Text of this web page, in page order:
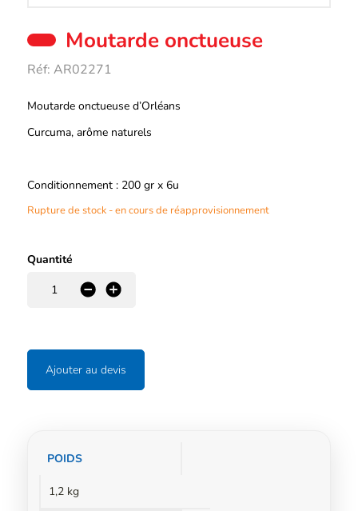
Moutarde onctueuse
Réf: AR02271
Description
Moutarde onctueuse d’Orléans
Curcuma, arôme naturels
Conditionnement : 200 gr x 6u
Rupture de stock - en cours de réapprovisionnement
Quantité
+
-
Ajouter au devis
Informations
POIDS
1,2 kg